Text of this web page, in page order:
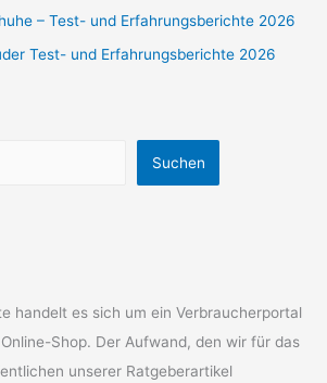
– Test- und Erfahrungsberichte 2026
Test- und Erfahrungsberichte 2026
Suchen
handelt es sich um ein Verbraucherportal
Shop. Der Aufwand, den wir für das
unserer Ratgeberartikel